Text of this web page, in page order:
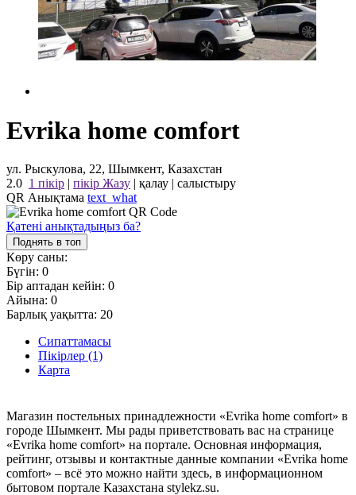
Evrika home comfort
ул. Рыскулова, 22, Шымкент, Казахстан
2.0 1 пікір | пікір Жазу | қалау | салыстыру
QR Анықтама text_what
Қатені анықтадыңыз ба?
Поднять в топ
Көру саны:
Бүгін: 0
Бір аптадан кейін: 0
Айына: 0
Барлық уақытта: 20
Сипаттамасы
Пікірлер (1)
Карта
Магазин постельных принадлежности «Evrika home comfort» в
городе Шымкент. Мы рады приветствовать вас на странице
«Evrika home comfort» на портале. Основная информация,
рейтинг, отзывы и контактные данные компании «Evrika home
comfort» – всё это можно найти здесь, в информационном
бытовом портале Казахстана stylekz.su.